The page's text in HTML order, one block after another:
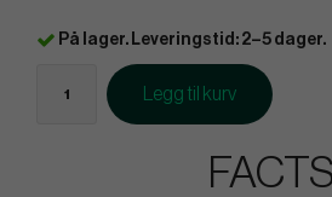
På lager. Leveringstid: 2–5 dager.
Legg til kurv
FACTS